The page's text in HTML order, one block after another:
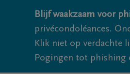
Blijf waakzaam voor
privécondoléances.
Klik niet op verdachte
Pogingen tot phishing